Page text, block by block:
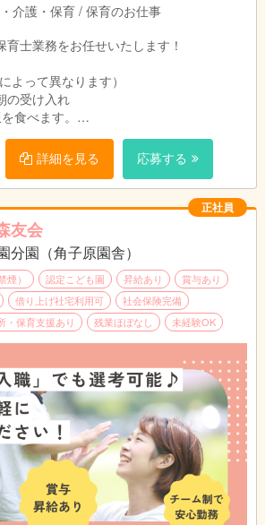
生大学卒：月給261,710円
制短大・専門卒：月給255,710円
細：
給：167,391円～172,791円
改善Ⅰ手当：47,697円～47,697円
改善Ⅱ手当：5,039円～5,039円
改善Ⅲ手当：8,999円～8,999円
市加算手当：998円
残業代15時間分：25,586円～26,186円
残業代は時間外労働の有無にかかわらず、
分を支給。超過分は追加支給
手当に関しては国、行政の事業により変更
合あり
職手当：10,500円～31,000円（主任・副主
ロアリーダー）
手当：公共交通機関利用:定期代 自家用
限16,500円
ども手当：1.2人目は毎月7,500円。3人目以
月15,000円（支給条件あり）
賃手当(借上げ社宅制度適用対象外の場合)上
円
＿＿＿＿＿＿＿＿＿＿＿＿＿＿＿＿
例：
～15:45
～17:00
～18:00
～19:00
～20:00
日出勤：月に2~3度程度
介護・保育 / 保育のお仕事
士業務をお任せいたします！
よって異なります）
の受け入れ
食べます。
し
き）
OK!（制服等はございません。）
法人の定める業務）
詳細を見る 応募する
正社員
友会
分園（角子原園舎）
） 認定こども園 昇給あり
賞与あり
借り上げ社宅利用可
社会保険完備
・保育支援あり 残業ほぼなし 未経験OK